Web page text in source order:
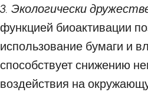
3. Экологически
функцией биоактивации
использование бумаги и
способствует снижению
воздействия на